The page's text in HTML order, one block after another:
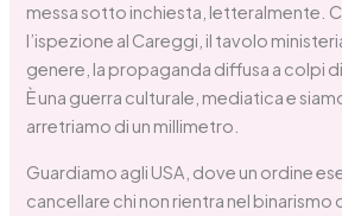
messa sotto inchiesta, letteralmente.
l’ispezione al Careggi, il tavolo
genere, la propaganda diffusa a colpi
È una guerra culturale, mediatica e
arretriamo di un millimetro.
Guardiamo agli USA, dove un ordine
cancellare chi non rientra nel binarismo